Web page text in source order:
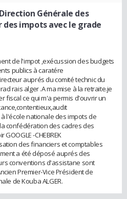
Générale des
des impots avec le grade
de l'impot ,exécussion des budgets
publics à caratére
auprés du comité technic du
rais alger .A ma mise à la retraite.je
fiscal ce qui m'a permis d'ouvrir un
l'école nationale des impots de
confédération des cadres des
-CHEBREK
des financiers et comptables
a été déposé auprés des
conventions d'assistane sont
Premier-Vice Président de
de Kouba ALGER.